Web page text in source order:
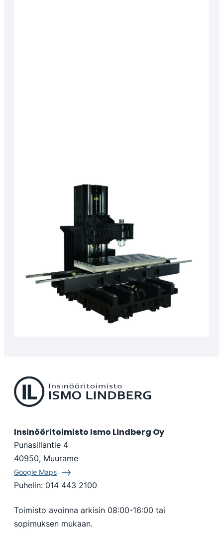
Insinööritoimisto Ismo Lindberg Oy
Punasillantie 4
40950, Muurame
Google Maps
Puhelin: 014 443 2100
Toimisto avoinna arkisin 08:00-16:00 tai
sopimuksen mukaan.